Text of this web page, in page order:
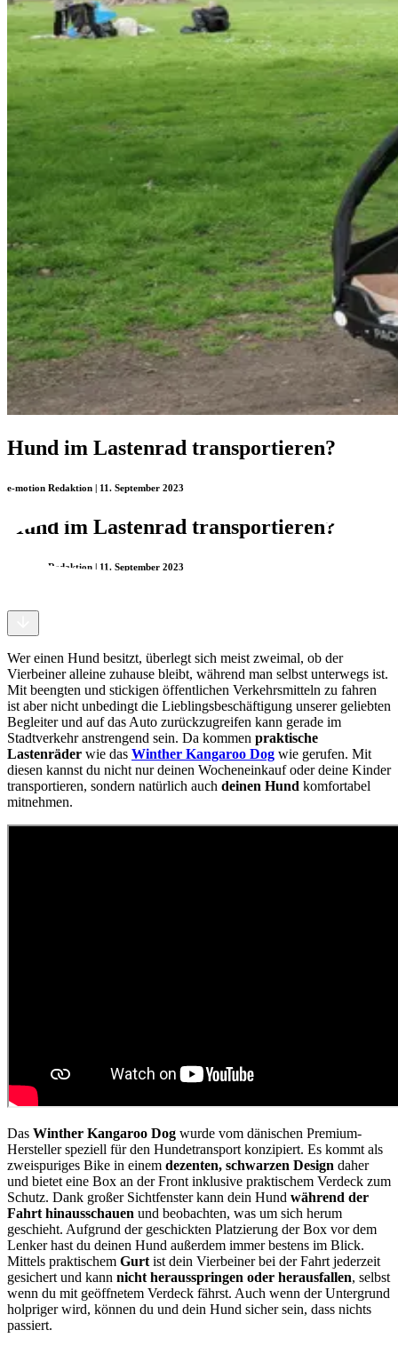
Hund im Lastenrad transportieren?
e-motion Redaktion | 11. September 2023
Hund im Lastenrad transportieren?
e-motion Redaktion | 11. September 2023
Wer einen Hund besitzt, überlegt sich meist zweimal, ob der
Vierbeiner alleine zuhause bleibt, während man selbst unterwegs ist.
Mit beengten und stickigen öffentlichen Verkehrsmitteln zu fahren
ist aber nicht unbedingt die Lieblingsbeschäftigung unserer geliebten
Begleiter und auf das Auto zurückzugreifen kann gerade im
Stadtverkehr anstrengend sein. Da kommen praktische
Lastenräder wie das Winther Kangaroo Dog wie gerufen. Mit
diesen kannst du nicht nur deinen Wocheneinkauf oder deine Kinder
transportieren, sondern natürlich auch deinen Hund komfortabel
mitnehmen.
Das Winther Kangaroo Dog wurde vom dänischen Premium-
Hersteller speziell für den Hundetransport konzipiert. Es kommt als
zweispuriges Bike in einem dezenten, schwarzen Design daher
und bietet eine Box an der Front inklusive praktischem Verdeck zum
Schutz. Dank großer Sichtfenster kann dein Hund während der
Fahrt hinausschauen und beobachten, was um sich herum
geschieht. Aufgrund der geschickten Platzierung der Box vor dem
Lenker hast du deinen Hund außerdem immer bestens im Blick.
Mittels praktischem Gurt ist dein Vierbeiner bei der Fahrt jederzeit
gesichert und kann nicht herausspringen oder herausfallen, selbst
wenn du mit geöffnetem Verdeck fährst. Auch wenn der Untergrund
holpriger wird, können du und dein Hund sicher sein, dass nichts
passiert.